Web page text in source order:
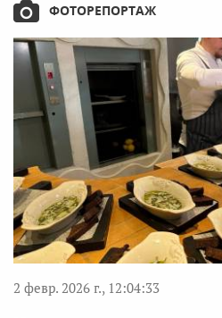
ФОТОРЕПОРТАЖ
2 февр. 2026 г., 12:04:33